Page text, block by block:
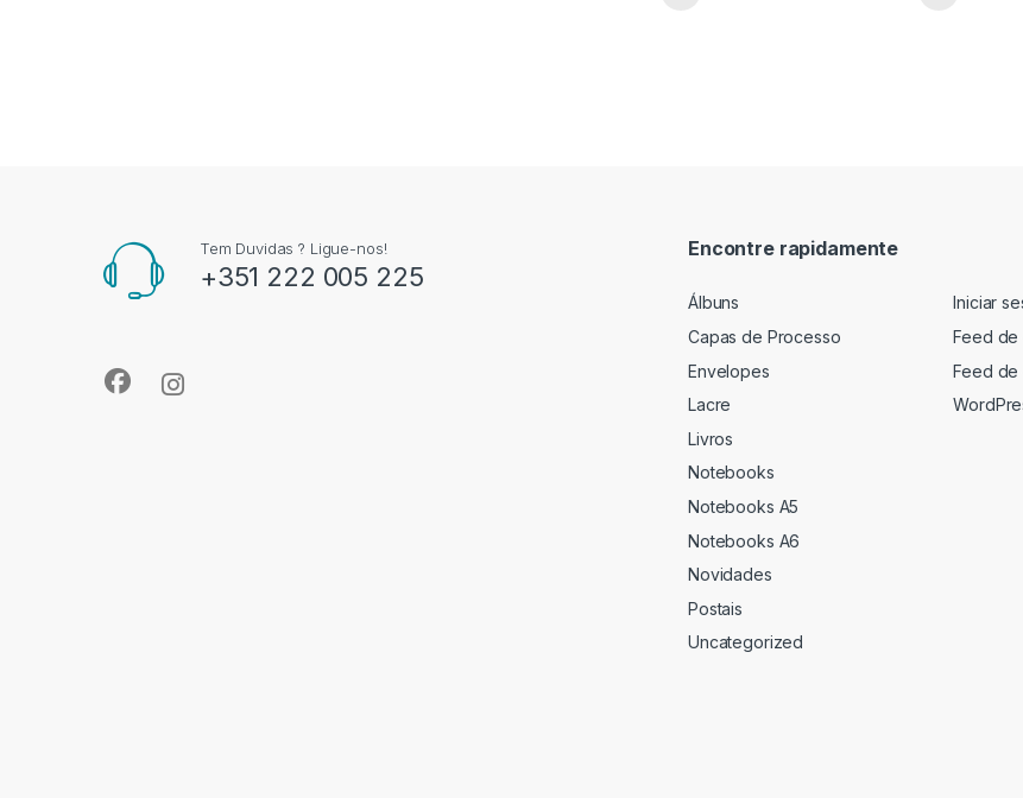
Tem Duvidas ? Ligue-nos!
+351 222 005 225
Encontre rapidamente
Álbuns
Capas de Processo
Envelopes
Lacre
Livros
Notebooks
Notebooks A5
Notebooks A6
Novidades
Postais
Uncategorized
Iniciar
Feed de
Feed de